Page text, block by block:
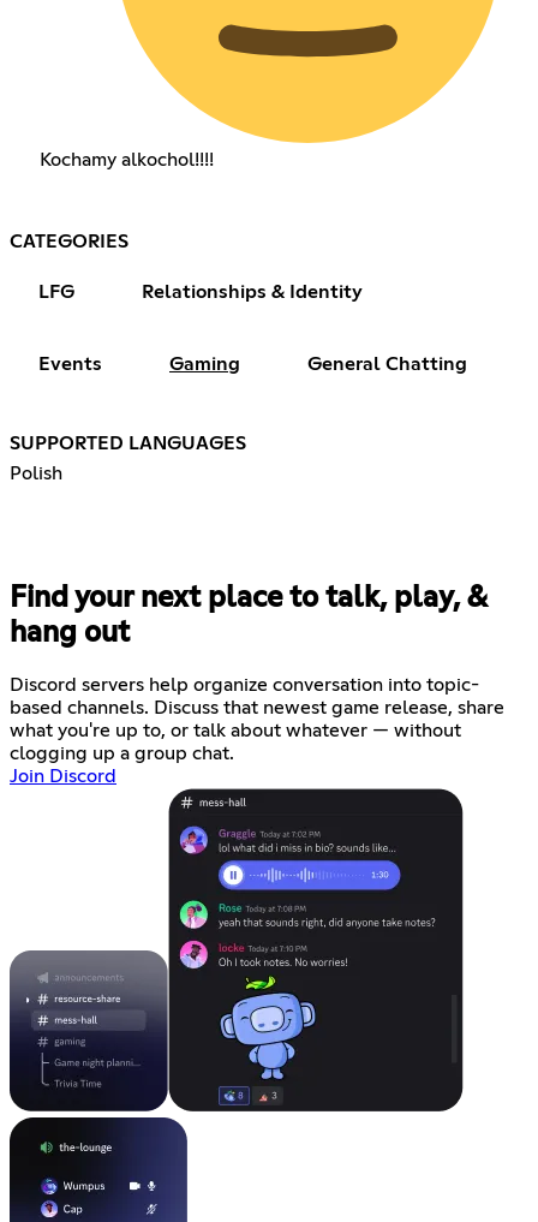
Kochamy alkochol!!!!
CATEGORIES
LFG Relationships & Identity
Events Gaming General Chatting
SUPPORTED LANGUAGES
Polish
Find your next place to talk, play, &
hang out
Discord servers help organize conversation into topic-
based channels. Discuss that newest game release, share
what you're up to, or talk about whatever — without
clogging up a group chat.
Join Discord